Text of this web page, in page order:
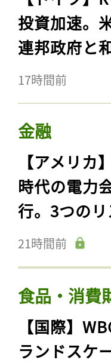
投資加速。
連邦政府と
17時間前
金融
【アメリ
時代の電力
行。3つの
21時間前
食品・消費
【国際】
ランドスケ